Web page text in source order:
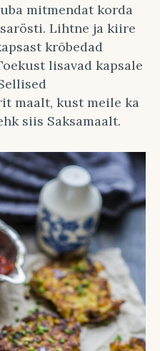
mitmendat korda
Lihtne ja kiire
krõbedad
lisavad kapsale
maalt, kust meile ka
siis Saksamaalt.